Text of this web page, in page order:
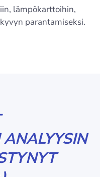
lämpökarttoihin,
parantamiseksi.